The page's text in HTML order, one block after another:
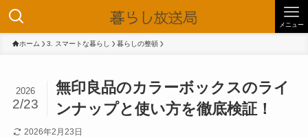
メニュー
ホーム 3. スマートな暮らし 暮らしの整頓
無印良品のカラーボックスのライ
ンナップと使い方を徹底検証！
2026
2/23
2026年2月23日